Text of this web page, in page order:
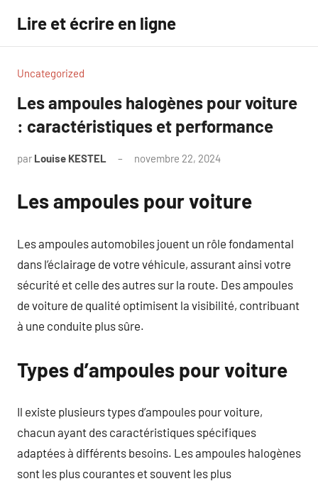
contenu
Lire et écrire en ligne
Uncategorized
Les ampoules halogènes pour voiture
: caractéristiques et performance
par Louise KESTEL novembre 22, 2024
Les ampoules pour voiture
Les ampoules automobiles jouent un rôle fondamental
dans l’éclairage de votre véhicule, assurant ainsi votre
sécurité et celle des autres sur la route. Des ampoules
de voiture de qualité optimisent la visibilité, contribuant
à une conduite plus sûre.
Types d’ampoules pour voiture
Il existe plusieurs types d’ampoules pour voiture,
chacun ayant des caractéristiques spécifiques
adaptées à différents besoins. Les ampoules halogènes
sont les plus courantes et souvent les plus